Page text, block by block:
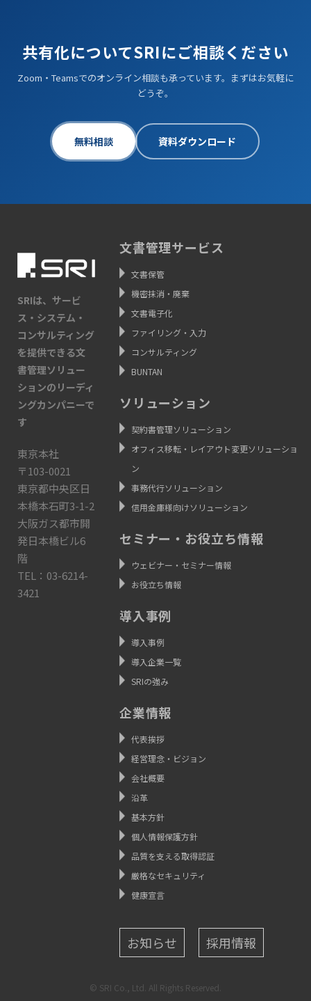
共有化についてSRIにご相談ください
Zoom・Teamsでのオンライン相談も承っています。まずはお気軽に
どうぞ。
無料相談 資料ダウンロード
SRIは、サービ
ス・システム・
コンサルティング
を提供できる文
書管理ソリュー
ションのリーディ
ングカンパニーで
す
東京本社
〒103-0021
東京都中央区日
本橋本石町3-1-2
大阪ガス都市開
発日本橋ビル6
階
TEL：03-6214-
3421
文書管理サービス
文書保管
機密抹消・廃棄
文書電子化
ファイリング・入力
コンサルティング
BUNTAN
ソリューション
契約書管理ソリューション
オフィス移転・レイアウト変更ソリューショ
ン
事務代行ソリューション
信用金庫様向けソリューション
セミナー・お役立ち情報
ウェビナー・セミナー情報
お役立ち情報
導入事例
導入事例
導入企業一覧
SRIの強み
企業情報
代表挨拶
経営理念・ビジョン
会社概要
沿革
基本方針
個人情報保護方針
品質を支える取得認証
厳格なセキュリティ
健康宣言
お知らせ 採用情報
© SRI Co., Ltd. All Rights Reserved.